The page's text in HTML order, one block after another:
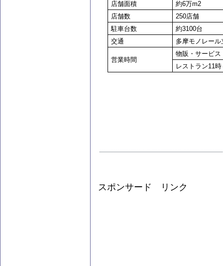
店舗面積
約6万m2
店舗数
250店舗
駐車台数
約3100台
交通
多摩モノレー
営業時間
物販・サービ
レストラン11
スポンサード リンク